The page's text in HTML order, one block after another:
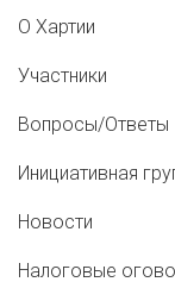
О Хартии
Участники
Вопросы/Ответы
Инициативная
Новости
Налоговые